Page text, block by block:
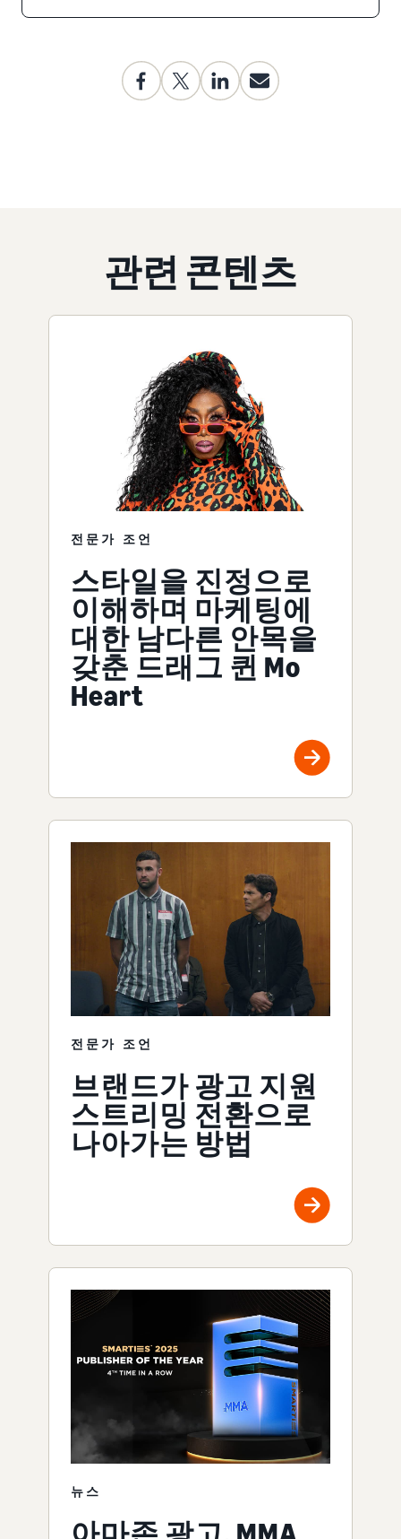
관련 콘텐츠
전문가 조언
스타일을 진정으로
이해하며 마케팅에
대한 남다른 안목을
갖춘 드래그 퀸 Mo
Heart
전문가 조언
브랜드가 광고 지원
스트리밍 전환으로
나아가는 방법
뉴스